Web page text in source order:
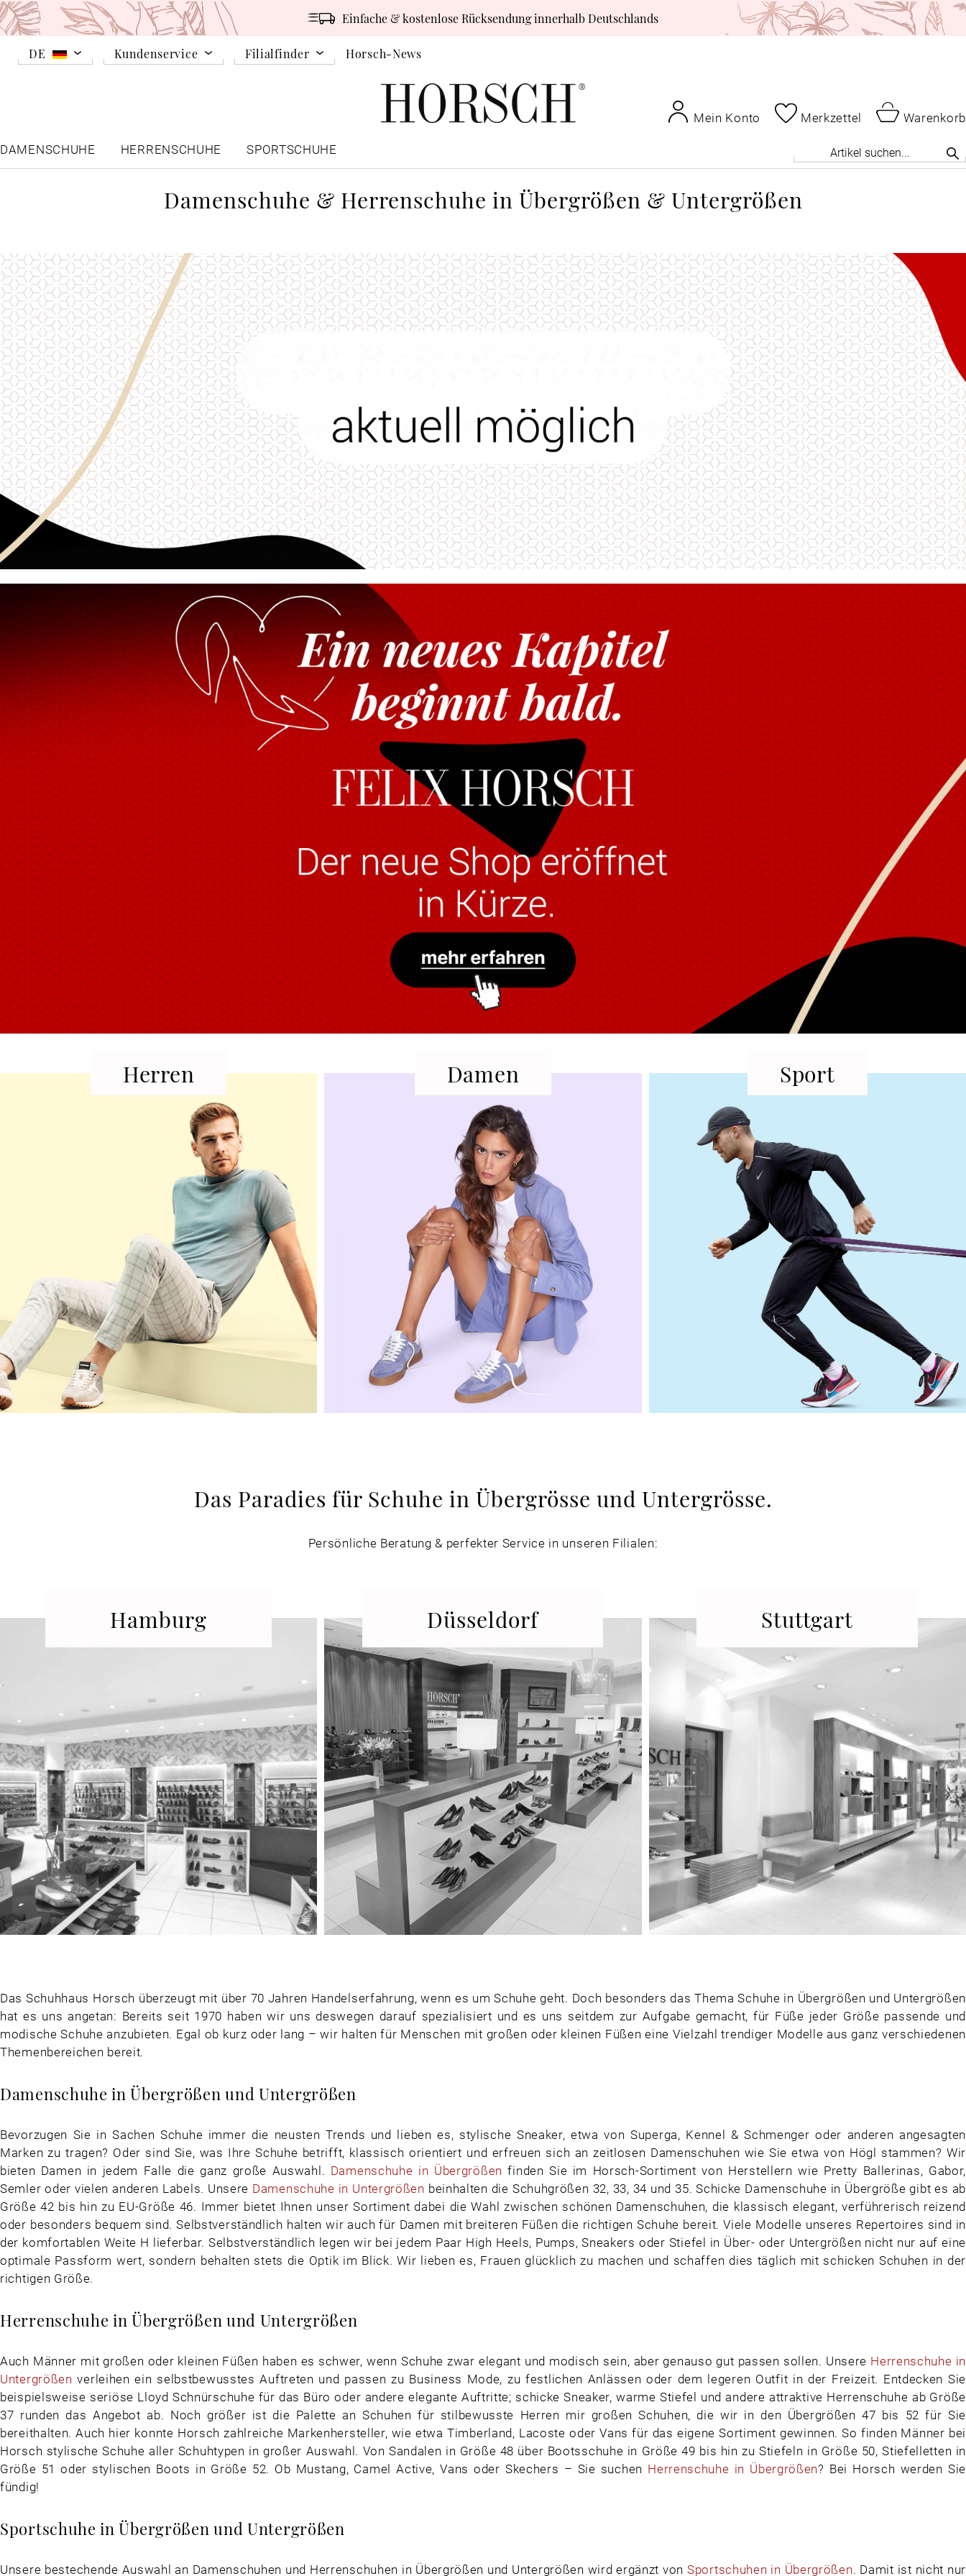
Einfache & kostenlose Rücksendung innerhalb Deutschlands
DE Kundenservice Filialfinder Horsch-News
Mein Konto Merkzettel
Warenkorb
DAMENSCHUHE
HERRENSCHUHE SPORTSCHUHE
Damenschuhe & Herrenschuhe in Übergrößen & Untergrößen
Herren Damen Sport
Das Paradies für Schuhe in Übergrösse und Untergrösse.
Persönliche Beratung & perfekter Service in unseren Filialen:
Hamburg
Ballindamm 35
20095 Hamburg
Fon: 040 | 327766
Düsseldorf
Liesegangstraße 10
40211 Düsseldorf
Fon: 0211 | 365 897
Stuttgart
Hedelfingerstr. 54
70327 Stuttgart
Fon: 0711 | 230 600-0
Das Schuhhaus Horsch überzeugt mit über 70 Jahren Handelserfahrung, wenn es um Schuhe geht. Doch besonders das Thema Schuhe in Übergrößen und Untergrößen
hat es uns angetan: Bereits seit 1970 haben wir uns deswegen darauf spezialisiert und es uns seitdem zur Aufgabe gemacht, für Füße jeder Größe passende und
modische Schuhe anzubieten. Egal ob kurz oder lang – wir halten für Menschen mit großen oder kleinen Füßen eine Vielzahl trendiger Modelle aus ganz verschiedenen
Themenbereichen bereit.
Damenschuhe in Übergrößen und Untergrößen
Bevorzugen Sie in Sachen Schuhe immer die neusten Trends und lieben es, stylische Sneaker, etwa von Superga, Kennel & Schmenger oder anderen angesagten
Marken zu tragen? Oder sind Sie, was Ihre Schuhe betrifft, klassisch orientiert und erfreuen sich an zeitlosen Damenschuhen wie Sie etwa von Högl stammen? Wir
bieten Damen in jedem Falle die ganz große Auswahl. Damenschuhe in Übergrößen finden Sie im Horsch-Sortiment von Herstellern wie Pretty Ballerinas, Gabor,
Semler oder vielen anderen Labels. Unsere Damenschuhe in Untergrößen beinhalten die Schuhgrößen 32, 33, 34 und 35. Schicke Damenschuhe in Übergröße gibt es ab
Größe 42 bis hin zu EU-Größe 46. Immer bietet Ihnen unser Sortiment dabei die Wahl zwischen schönen Damenschuhen, die klassisch elegant, verführerisch reizend
oder besonders bequem sind. Selbstverständlich halten wir auch für Damen mit breiteren Füßen die richtigen Schuhe bereit. Viele Modelle unseres Repertoires sind in
der komfortablen Weite H lieferbar. Selbstverständlich legen wir bei jedem Paar High Heels, Pumps, Sneakers oder Stiefel in Über- oder Untergrößen nicht nur auf eine
optimale Passform wert, sondern behalten stets die Optik im Blick. Wir lieben es, Frauen glücklich zu machen und schaffen dies täglich mit schicken Schuhen in der
richtigen Größe.
Herrenschuhe in Übergrößen und Untergrößen
Auch Männer mit großen oder kleinen Füßen haben es schwer, wenn Schuhe zwar elegant und modisch sein, aber genauso gut passen sollen. Unsere Herrenschuhe in
Untergrößen verleihen ein selbstbewusstes Auftreten und passen zu Business Mode, zu festlichen Anlässen oder dem legeren Outfit in der Freizeit. Entdecken Sie
beispielsweise seriöse Lloyd Schnürschuhe für das Büro oder andere elegante Auftritte; schicke Sneaker, warme Stiefel und andere attraktive Herrenschuhe ab Größe
37 runden das Angebot ab. Noch größer ist die Palette an Schuhen für stilbewusste Herren mir großen Schuhen, die wir in den Übergrößen 47 bis 52 für Sie
bereithalten. Auch hier konnte Horsch zahlreiche Markenhersteller, wie etwa Timberland, Lacoste oder Vans für das eigene Sortiment gewinnen. So finden Männer bei
Horsch stylische Schuhe aller Schuhtypen in großer Auswahl. Von Sandalen in Größe 48 über Bootsschuhe in Größe 49 bis hin zu Stiefeln in Größe 50, Stiefelletten in
Größe 51 oder stylischen Boots in Größe 52. Ob Mustang, Camel Active, Vans oder Skechers – Sie suchen Herrenschuhe in Übergrößen? Bei Horsch werden Sie
fündig!
Sportschuhe in Übergrößen und Untergrößen
Unsere bestechende Auswahl an Damenschuhen und Herrenschuhen in Übergrößen und Untergrößen wird ergänzt vonSportschuhen in Übergrößen. Damit ist nicht nur